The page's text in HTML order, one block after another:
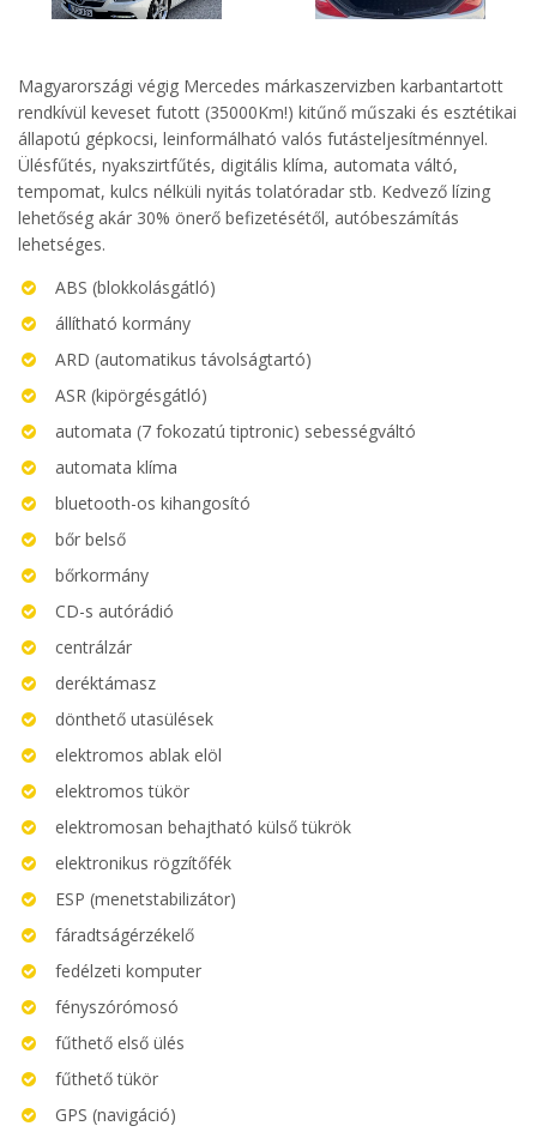
Magyarországi végig Mercedes márkaszervizben karbantartott
rendkívül keveset futott (35000Km!) kitűnő műszaki és esztétikai
állapotú gépkocsi, leinformálható valós futásteljesítménnyel.
Ülésfűtés, nyakszirtfűtés, digitális klíma, automata váltó,
tempomat, kulcs nélküli nyitás tolatóradar stb. Kedvező lízing
lehetőség akár 30% önerő befizetésétől, autóbeszámítás
lehetséges.
ABS (blokkolásgátló)
állítható kormány
ARD (automatikus távolságtartó)
ASR (kipörgésgátló)
automata (7 fokozatú tiptronic) sebességváltó
automata klíma
bluetooth-os kihangosító
bőr belső
bőrkormány
CD-s autórádió
centrálzár
deréktámasz
dönthető utasülések
elektromos ablak elöl
elektromos tükör
elektromosan behajtható külső tükrök
elektronikus rögzítőfék
ESP (menetstabilizátor)
fáradtságérzékelő
fedélzeti komputer
fényszórómosó
fűthető első ülés
fűthető tükör
GPS (navigáció)